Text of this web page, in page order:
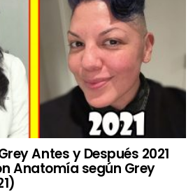
Antes y Después 2021
Anatomía según Grey